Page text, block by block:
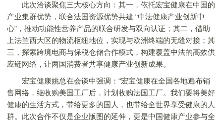
此次洽谈聚焦三大核心方向：其一，依托宏宝健康在中国的
产业集群优势，联合法国资源优势共建 “中法健康产业创新中
心”，推动功能性营养产品的联合研发与双向认证；其二，借助
上法兰西大区的物流枢纽地位，实现与欧洲终端的无缝对接；其
三，探索跨境电商与保税仓储合作模式，构建覆盖中法的高效供
应链网络，让两国消费者共享健康产业创新成果。
宏宝健康姚总在会谈中强调：“宏宝健康在全国各地遍布销
售网络，继收购美国工厂后，计划收购法国工厂。我们要将美好
健康的生活方式，带给更多的国人，也带给全世界享受健康的人
群。此次合作不仅是企业版图的延伸，更是中国健康产业参与全